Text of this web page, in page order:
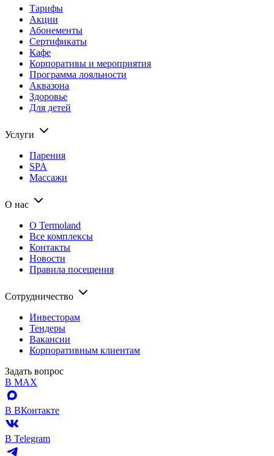
Тарифы
Акции
Абонементы
Сертификаты
Кафе
Корпоративы и мероприятия
Программа лояльности
Аквазона
Здоровье
Для детей
Услуги
Парения
SPA
Массажи
О нас
О Termoland
Все комплексы
Контакты
Новости
Правила посещения
Сотрудничество
Инвесторам
Тендеры
Вакансии
Корпоративным клиентам
Задать вопрос
В MAX
В ВКонтакте
В Telegram